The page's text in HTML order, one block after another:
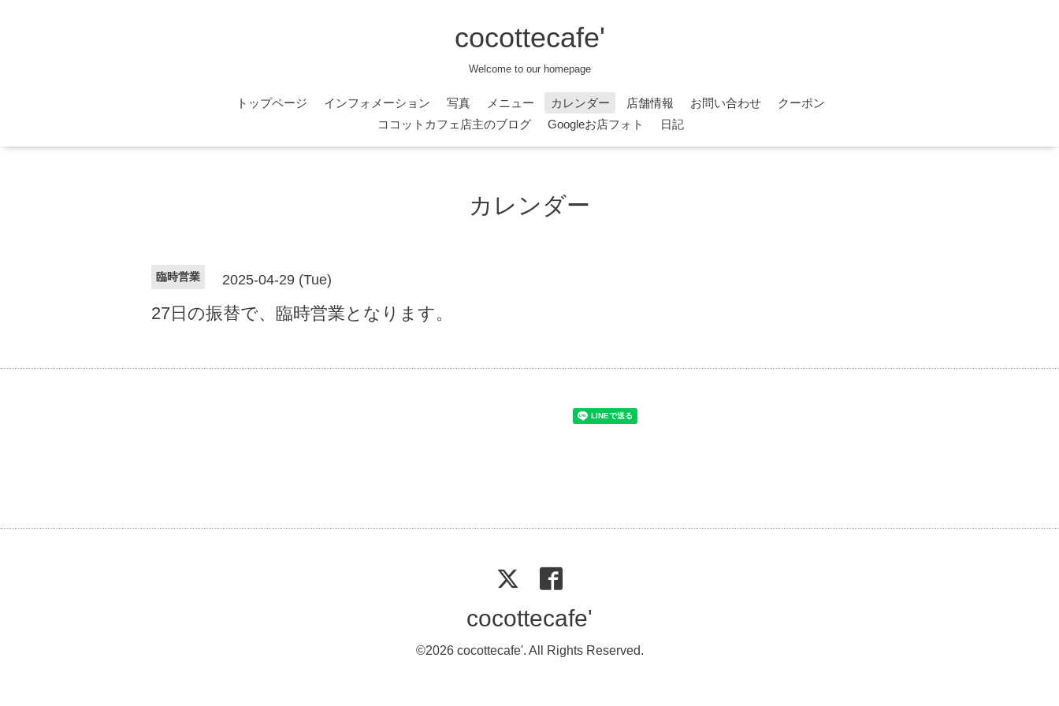
cocottecafe'
Welcome to our homepage
トップページ インフォメーション 写真 メニュー カレンダー 店舗情報 お問い合わせ
クーポン
ココットカフェ店主のブログ
Googleお店フォト 日記
カレンダー
臨時営業 2025-04-29 (Tue)
27日の振替で、臨時営業となります。
cocottecafe'
©2026 cocottecafe'. All Rights Reserved.